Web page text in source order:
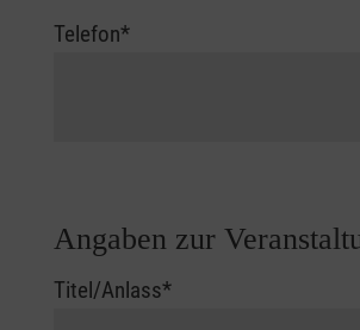
Telefon*
Bemerkungen
Angaben zur
Titel/Anlass*